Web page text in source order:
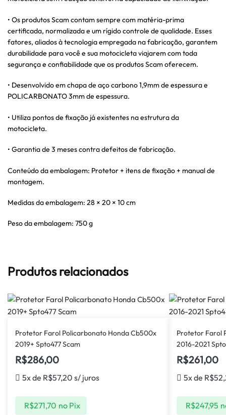
• Os produtos Scam contam sempre com matéria-prima
certificada, normalizada e um rígido controle de qualidade. Esses
fatores, aliados à tecnologia empregada na fabricação, garantem
durabilidade para você e sua motocicleta viajarem com toda
segurança e confiabilidade que os produtos Scam oferecem.
• Desenvolvido em chapa de aço carbono 1,9mm de espessura e
POLICARBONATO 3mm de espessura.
• Utiliza pontos de fixação já existentes na estrutura da
motocicleta.
• Garantia de 3 meses contra defeitos de fabricação.
Conteúdo da embalagem: Protetor + itens de fixação + manual de
montagem.
Medidas da embalagem: 28 × 20 × 10 cm
Peso da embalagem: 750 g
Produtos relacionados
Protetor Farol Policarbonato Honda Cb500x
2019+ Spto477 Scam
R$286,00
5x de R$57,20 s/ juros
R$271,70 no Pix
Protetor Farol
2016-2021
R$261,00
5x de R$
R$247,95